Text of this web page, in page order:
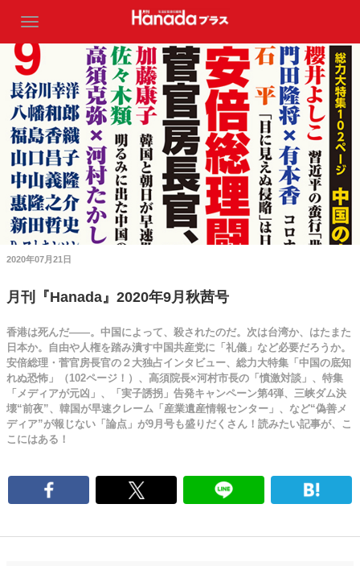
2020年07月21日
月刊『Hanada』2020年9月秋茜号
香港は死んだ――。中国によって、殺されたのだ。次は台湾か、はたまた
日本か。自由や人権を踏み潰す中国共産党に「礼儀」など必要だろうか。
安倍総理・菅官房長官の２大独占インタビュー、総力大特集「中国の底知
れぬ恐怖」（102ページ！）、高須院長×河村市長の「憤激対談」、特集
「メディアが元凶」、「実子誘拐」告発キャンペーン第4弾、三峡ダム決
壊“前夜”、韓国が早速クレーム「産業遺産情報センター」、など“偽善メ
ディア”が報じない「論点」が9月号も盛りだくさん！読みたい記事が、こ
こにはある！